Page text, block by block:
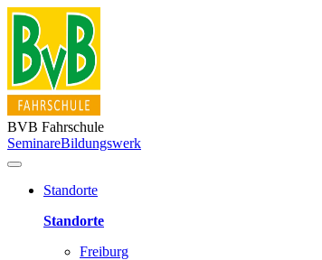
BVB Fahrschule
SeminareBildungswerk
Standorte
Standorte
Freiburg